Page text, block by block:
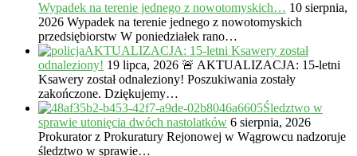
Wypadek na terenie jednego z nowotomyskich… 10 sierpnia,
2026 Wypadek na terenie jednego z nowotomyskich
przedsiębiorstw W poniedziałek rano…
AKTUALIZACJA: 15-letni Ksawery został
odnaleziony! 19 lipca, 2026 🚨 AKTUALIZACJA: 15-letni
Ksawery został odnaleziony! Poszukiwania zostały
zakończone. Dziękujemy…
Śledztwo w
sprawie utonięcia dwóch nastolatków 6 sierpnia, 2026
Prokurator z Prokuratury Rejonowej w Wągrowcu nadzoruje
śledztwo w sprawie…